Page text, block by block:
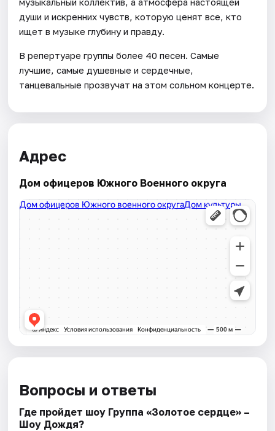
души и искренних чувств, которую ценят все, кто
ищет в музыке глубину и правду.
В репертуаре группы более 40 песен. Самые
лучшие, самые душевные и сердечные,
танцевальные прозвучат на этом сольном концерте.
Адрес
Дом офицеров Южного Военного округа
Вопросы и ответы
Где пройдет шоу Группа «Золотое сердце» –
Шоу Дождя?